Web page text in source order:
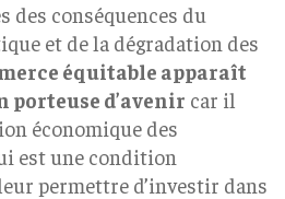
des conséquences du
et de la dégradation des
équitable apparaît
porteuse d’avenir car il
économique des
est une condition
permettre d’investir dans